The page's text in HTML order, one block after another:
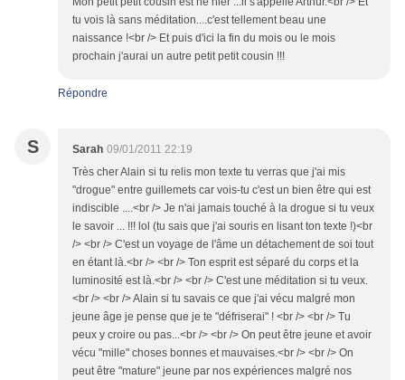
tu vois là sans méditation....c'est tellement beau une
naissance !<br /> Et puis d'ici la fin du mois ou le mois
prochain j'aurai un autre petit petit cousin !!!
Répondre
S Sarah 09/01/2011 22:19
Très cher Alain si tu relis mon texte tu verras que j'ai mis
"drogue" entre guillemets car vois-tu c'est un bien être qui est
indiscible ....<br /> Je n'ai jamais touché à la drogue si tu veux
le savoir ... !!! lol (tu sais que j'ai souris en lisant ton texte !)<br
/> <br /> C'est un voyage de l'âme un détachement de soi tout
en étant là.<br /> <br /> Ton esprit est séparé du corps et la
luminosité est là.<br /> <br /> C'est une méditation si tu veux.
<br /> <br /> Alain si tu savais ce que j'ai vécu malgré mon
jeune âge je pense que je te "défriserai" ! <br /> <br /> Tu
peux y croire ou pas...<br /> <br /> On peut être jeune et avoir
vécu "mille" choses bonnes et mauvaises.<br /> <br /> On
peut être "mature" jeune par nos expériences malgré nos